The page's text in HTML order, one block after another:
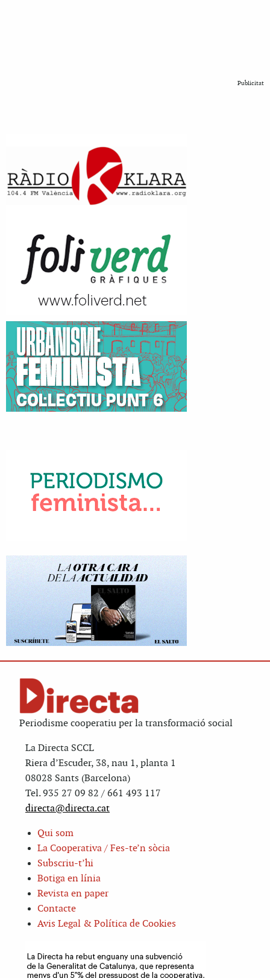
Publicitat
Periodisme cooperatiu per la transformació social
La Directa SCCL
Riera d’Escuder, 38, nau 1, planta 1
08028 Sants (Barcelona)
Tel. 935 27 09 82 / 661 493 117
directa@directa.cat
Qui som
La Cooperativa / Fes-te’n sòcia
Subscriu-t’hi
Botiga en línia
Revista en paper
Contacte
Avis Legal & Política de Cookies